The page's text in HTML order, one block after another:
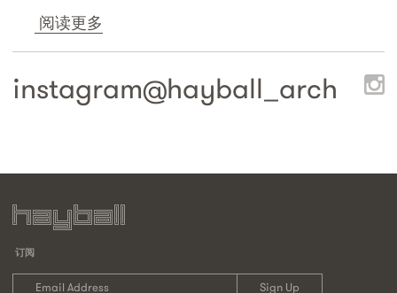
阅读更多
instagram@hayball_arch
订阅